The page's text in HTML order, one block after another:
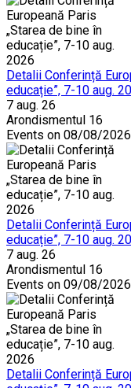
Detalii Conferință
educație”, 7-10 aug.
7 aug. 26
Arondismentul 16
Events on 08/08/2026
Detalii Conferință
educație”, 7-10 aug.
7 aug. 26
Arondismentul 16
Events on 09/08/2026
Detalii Conferință